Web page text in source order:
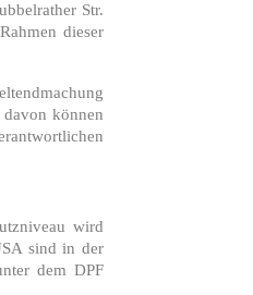
Str.
dieser
können
wird
sind in der
dem DPF